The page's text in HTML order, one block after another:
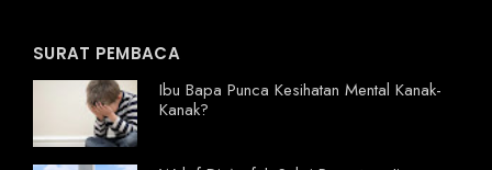
SURAT PEMBACA
Ibu Bapa Punca Kesihatan Mental Kanak-
Kanak?